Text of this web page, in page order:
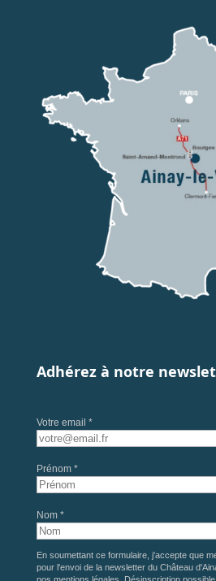
Adhérez à notre
Votre email *
Prénom *
Nom *
En soumettant ce formulaire, j'accepte que
pour l'envoi de la newsletter du Château